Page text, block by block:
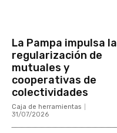
La Pampa impulsa la
regularización de
mutuales y
cooperativas de
colectividades
Caja de herramientas
31/07/2026